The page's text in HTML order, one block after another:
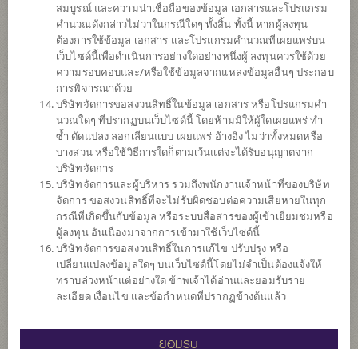
นโยบาย
เน้นลงทุนในหน่วยลงทุนของกองทุนรวมต่างประเทศเพียงกองทุนเดียว
(Feeder Fund) ได้แก่ iShares India 50 ETF (กองทุนหลัก) ลงทุนในสกุล
เงิน USD กองทุนหลักเน้นลงทุนในตราสารทุนที่ซื้อขายใน
ตลาดหลักทรัพย์อินเดียเพื่อให้ได้ผลตอบแทนของกองทุนไปในทิศทาง
เดียวกับดัชนี Nifty 50 Index
กองทุนอาจลงทุนในสัญญาซื้อขายล่วงหน้า (Derivatives) เพื่อเพิ่ม
ประสิทธิภาพการบริหารการลงทุน (Efficient portfolio management)
และ/หรือการบริหารความเสี่ยง โดยป้องกันความเสี่ยงจากอัตราแลก
เปลี่ยน (Hedging) ตามดุลยพินิจของผู้จัดการกองทุน
ประเภทกองทุน กองทุนที่ลงทุนในต่างประเทศ
ประเภทกองทุนย่อย เน้นลงทุนในตราสารทุน
จำนวนเงินลงทุนโครงการ 5,000 ล้าน
วันที่จดทะเบียนกองทุน วันที่ 24 มี.ค. 2558
สมบูรณ์ และความน่าเชื่อถือของข้อมูล เอกสารและโปรแกรม
คำนวณดังกล่าวไม่ว่าในกรณีใดๆ ทั้งสิ้น ทั้งนี้ หากผู้ลงทุน
ต้องการใช้ข้อมูล เอกสาร และโปรแกรมคำนวณที่เผยแพร่บน
เว็บไซด์นี้เพื่อดำเนินการอย่างใดอย่างหนึ่งผู้ ลงทุนควรใช้ด้วย
ความรอบคอบและ/หรือใช้ข้อมูลจากแหล่งข้อมูลอื่นๆ ประกอบ
การพิจารณาด้วย
บริษัทจัดการขอสงวนสิทธิ์ในข้อมูล เอกสาร หรือโปรแกรมคำ
นวณใดๆ ที่ปรากฏบนเว็บไซด์นี้ โดยห้ามมิให้ผู้ใดเผยแพร่ ทำ
ซ้ำ ดัดแปลง ลอกเลียนแบบ เผยแพร่ อ้างอิง ไม่ว่าทั้งหมดหรือ
บางส่วน หรือใช้วิธีการใดก็ตามเว้นแต่จะได้รับอนุญาตจาก
บริษัทจัดการ
บริษัทจัดการและผู้บริหาร รวมถึงพนักงานเจ้าหน้าที่ของบริษัท
จัดการ ขอสงวนสิทธิ์ที่จะไม่รับผิดชอบต่อความเสียหายในทุก
กรณีที่เกิดขึ้นกับข้อมูล หรือระบบสื่อสารของผู้เข้าเยี่ยมชมหรือ
ผู้ลงทุน อันเนื่องมาจากการเข้ามาใช้เว็บไซด์นี้
บริษัทจัดการขอสงวนสิทธิ์ในการแก้ไข ปรับปรุง หรือ
เปลี่ยนแปลงข้อมูลใดๆ บนเว็บไซด์นี้โดยไม่จำเป็นต้องแจ้งให้
ทราบล่วงหน้าแต่อย่างใด ข้าพเจ้าได้อ่านและยอมรับราย
ละเอียด เงื่อนไข และข้อกำหนดที่ปรากฏข้างต้นแล้ว
ยอมรับ